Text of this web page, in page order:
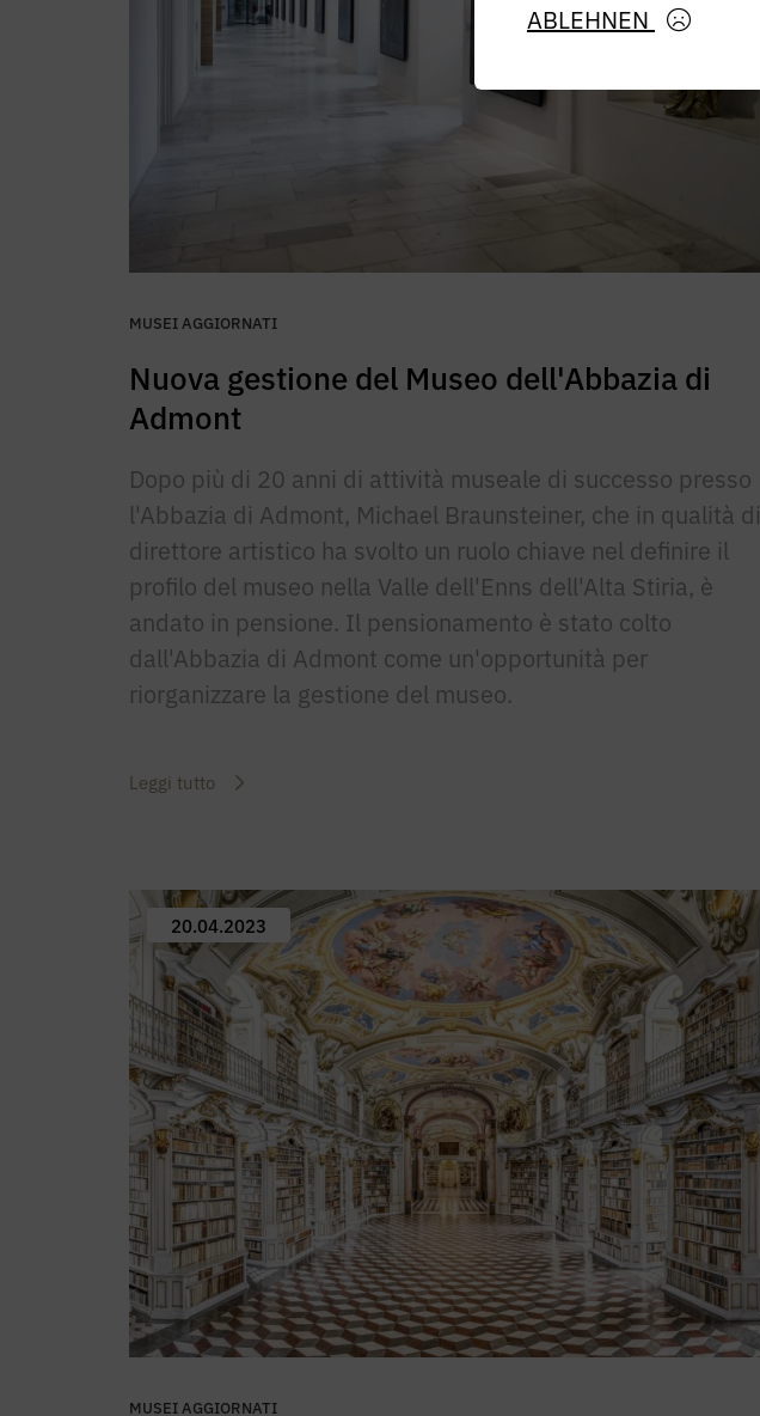
MUSEI AGGIORNATI
Nuova gestione del Museo dell'Abbazia di
Admont
Dopo più di 20 anni di attività museale di successo presso
l'Abbazia di Admont, Michael Braunsteiner, che in qualità di
direttore artistico ha svolto un ruolo chiave nel definire il
profilo del museo nella Valle dell'Enns dell'Alta Stiria, è
andato in pensione. Il pensionamento è stato colto
dall'Abbazia di Admont come un'opportunità per
riorganizzare la gestione del museo.
Leggi tutto
20.04.2023
MUSEI AGGIORNATI
ABLEHNEN